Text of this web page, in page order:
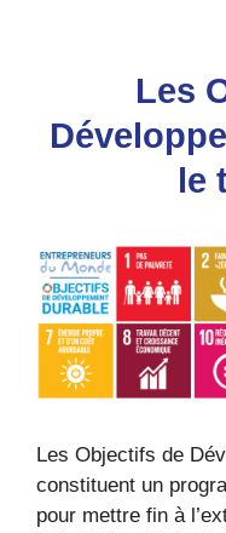
Les
le
Les Objectifs de
constituent un
pour mettre fin à